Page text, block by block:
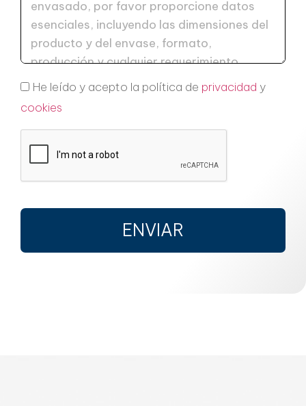
He leído y acepto la política de privacidad y
cookies
ENVIAR